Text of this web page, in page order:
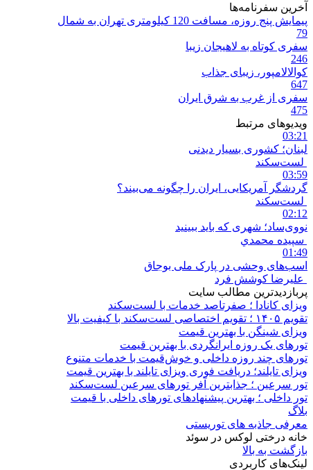
آخرین سفرنامه‌ها
پیمایش پنج روزه، مسافت 120 کیلومتری تهران به شمال
79
سفری کوتاه به لاهیجان زیبا
246
کوالالامپور، زیبای جذاب
647
سفری از غرب به شرق ایران
475
ویدیوهای مرتبط
03:21
لبنان؛ کشوری بسیار دیدنی
لست‌سکند
03:59
گردشگر آمریکایی، ایران را چگونه می‌بیند؟
لست‌سکند
02:12
نووی‌ساد؛ شهری که باید ببینید
سپيده محمدي
01:49
اسب‌های وحشی در پارک ملی بوجاق
علیرضا کوشش فرد
پربازدیدترین مطالب سایت
ویزای کانادا ؛ صفرتاصد خدمات با لست‌سکند
تقویم ۱۴۰۵ ؛ تقویم اختصاصی لست‌سکند با کیفیت بالا
ویزای شینگن با بهترین قیمت
تورهای یک روزه ایرانگردی با بهترین قیمت
تورهای چند روزه داخلی و خوش‌قیمت با خدمات متنوع
ویزای تایلند؛ دریافت فوری ویزای تایلند با بهترین قیمت
تور سرعین ؛ جذابترین آفر تورهای سرعین لست‌سکند
تور داخلی ؛ بهترین پیشنهادهای تورهای داخلی با قیمت
بلاگ
معرفی جاذبه های توریستی
خانه درختی لوکس در سوئد
بازگشت به بالا
لینک‌های کاربردی